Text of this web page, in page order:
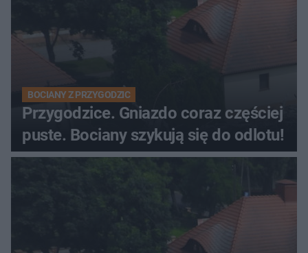
BOCIANY Z PRZYGODZIC
Przygodzice. Gniazdo coraz częściej
puste. Bociany szykują się do odlotu!